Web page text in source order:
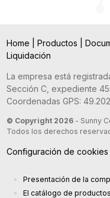
Home Productos
Liquidación
La empresa está
Sección C, expediente
Coordenadas GPS:
© Copyright 2026- Sunny
Todos los derechos
Configuración de cookies
Presentación de la
El catálogo de